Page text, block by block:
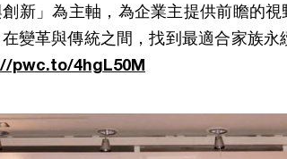
創新」為主軸，為企業主提供前瞻的
變革與傳統之間，找到最適合家族
pwc.to/4hgL50M